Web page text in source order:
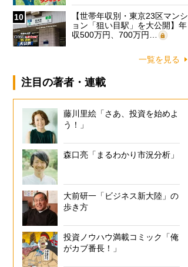
10
【世帯年収別・東京23区マンシ
ョン「狙い目駅」を大公開】年
収500万円、700万円…
一覧を見る
注目の著者・連載
藤川里絵「さあ、投資を始めよ
う！」
森口亮「まるわかり市況分析」
大前研一「ビジネス新大陸」の
歩き方
投資ノウハウ満載コミック「俺
がカブ番長！」